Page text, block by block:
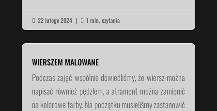
 22 lutego 2024 |  1 min. czytania
WIERSZEM MALOWANE
Podczas zajęć wspólnie dowiedliśmy, że wiersz można
napisać również pędzlem, a atrament można zamienić
na kolorowe farby. Na początku musieliśmy zastanowić